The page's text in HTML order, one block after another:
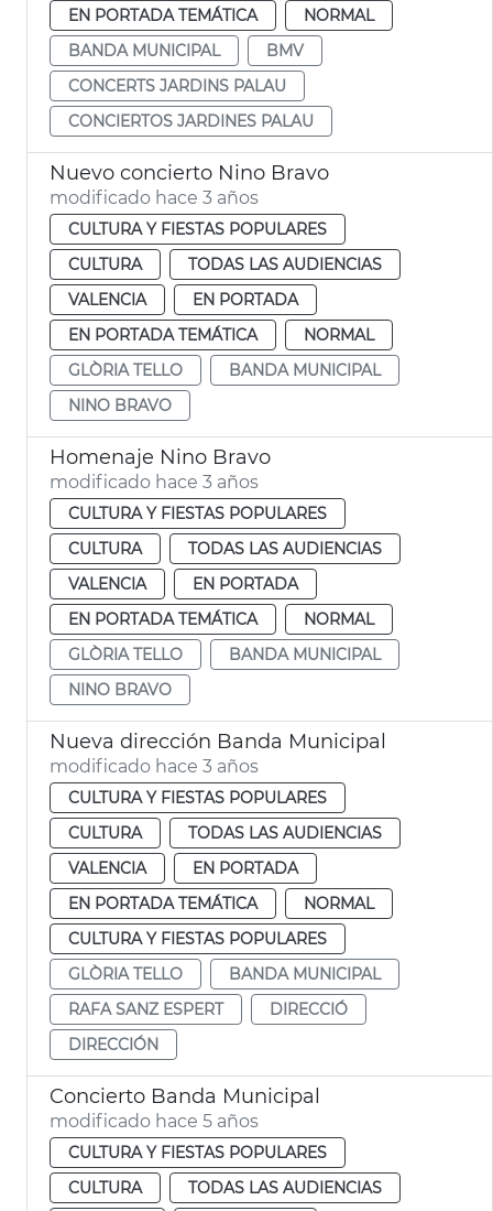
EN PORTADA TEMÁTICA
NORMAL
BANDA MUNICIPAL
BMV
CONCERTS JARDINS PALAU
CONCIERTOS JARDINES PALAU
Nuevo concierto Nino Bravo
modificado hace 3 años
CULTURA Y FIESTAS POPULARES
CULTURA
TODAS LAS AUDIENCIAS
VALENCIA
EN PORTADA
EN PORTADA TEMÁTICA
NORMAL
GLÒRIA TELLO
BANDA MUNICIPAL
NINO BRAVO
Homenaje Nino Bravo
modificado hace 3 años
CULTURA Y FIESTAS POPULARES
CULTURA
TODAS LAS AUDIENCIAS
VALENCIA
EN PORTADA
EN PORTADA TEMÁTICA
NORMAL
GLÒRIA TELLO
BANDA MUNICIPAL
NINO BRAVO
Nueva dirección Banda Municipal
modificado hace 3 años
CULTURA Y FIESTAS POPULARES
CULTURA
TODAS LAS AUDIENCIAS
VALENCIA
EN PORTADA
EN PORTADA TEMÁTICA
NORMAL
CULTURA Y FIESTAS POPULARES
GLÒRIA TELLO
BANDA MUNICIPAL
RAFA SANZ ESPERT
DIRECCIÓ
DIRECCIÓN
Concierto Banda Municipal
modificado hace 5 años
CULTURA Y FIESTAS POPULARES
CULTURA
TODAS LAS AUDIENCIAS